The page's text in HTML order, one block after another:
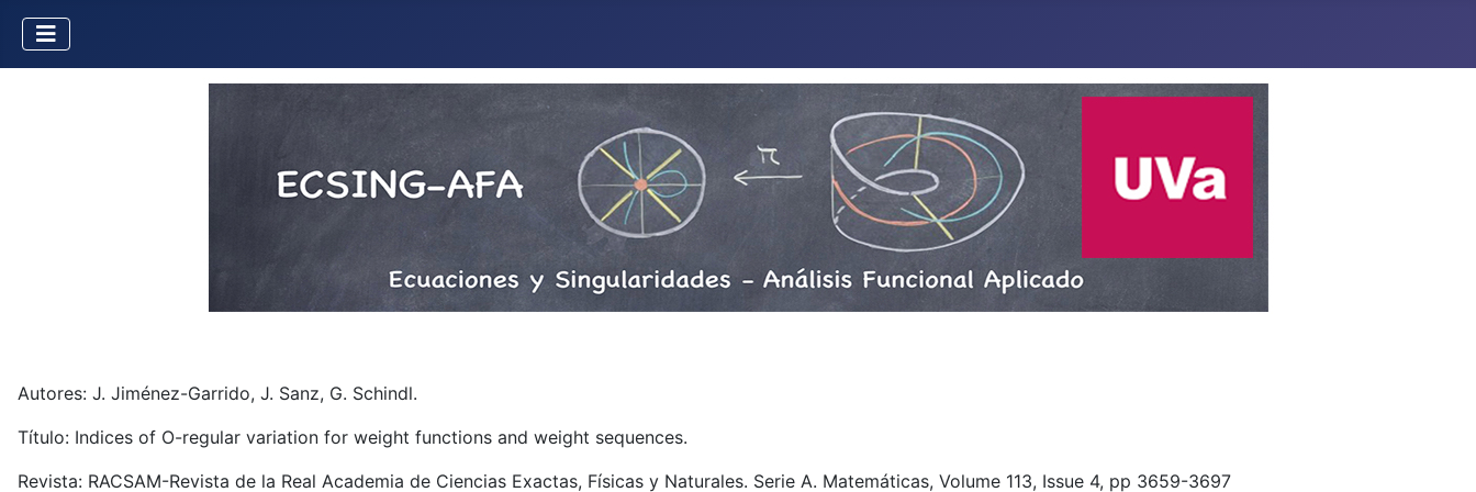
Autores: J. Jiménez-Garrido, J. Sanz, G. Schindl.
Título: Indices of O-regular variation for weight functions and weight sequences.
Revista: RACSAM-Revista de la Real Academia de Ciencias Exactas, Físicas y Naturales. Serie A. Matemáticas, Volume 113, Issue 4, pp 3659-3697